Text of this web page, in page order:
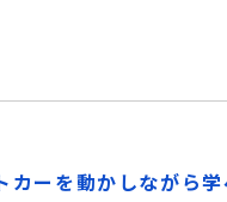
を動かしながら学